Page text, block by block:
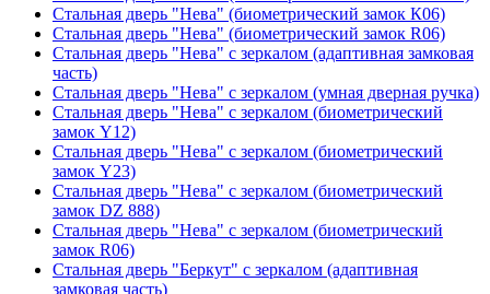
Стальная дверь "Нева" (биометрический замок К06)
Стальная дверь "Нева" (биометрический замок R06)
Стальная дверь "Нева" с зеркалом (адаптивная замковая
часть)
Стальная дверь "Нева" с зеркалом (умная дверная ручка)
Стальная дверь "Нева" с зеркалом (биометрический
замок Y12)
Стальная дверь "Нева" с зеркалом (биометрический
замок Y23)
Стальная дверь "Нева" с зеркалом (биометрический
замок DZ 888)
Стальная дверь "Нева" с зеркалом (биометрический
замок R06)
Стальная дверь "Беркут" с зеркалом (адаптивная
замковая часть)